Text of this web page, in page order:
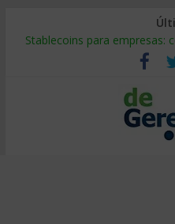
Stablecoins para empresas:
Despido silencioso: qué es y
IA en selección de personal:
Trabajo forzoso en la
Mercado hispano de EE.